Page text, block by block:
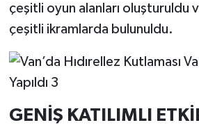
çeşitli oyun alanları oluşturuldu
çeşitli ikramlarda bulunuldu.
GENİŞ KATILIMLI